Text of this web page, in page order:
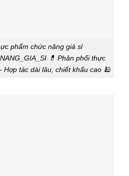
phẩm chức năng giá sỉ
💊 Phân phối thực
Hợp tác dài lâu, chiết khấu cao 🕌